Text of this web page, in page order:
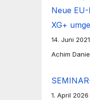
Neue
XG+
14. Juni 2021
Achim
1. April 2026